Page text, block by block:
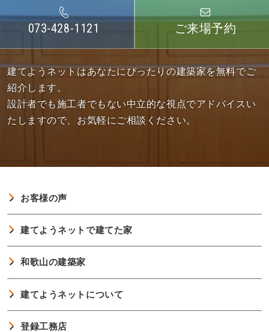
073-428-1121 ご来場予約
建てようネットはあなたにぴったりの建築家を無料でご
紹介します。
設計者でも施工者でもない中立的な視点でアドバイスい
たしますので、お気軽にご相談ください。
お客様の声
建てようネットで建てた家
和歌山の建築家
建てようネットについて
登録工務店